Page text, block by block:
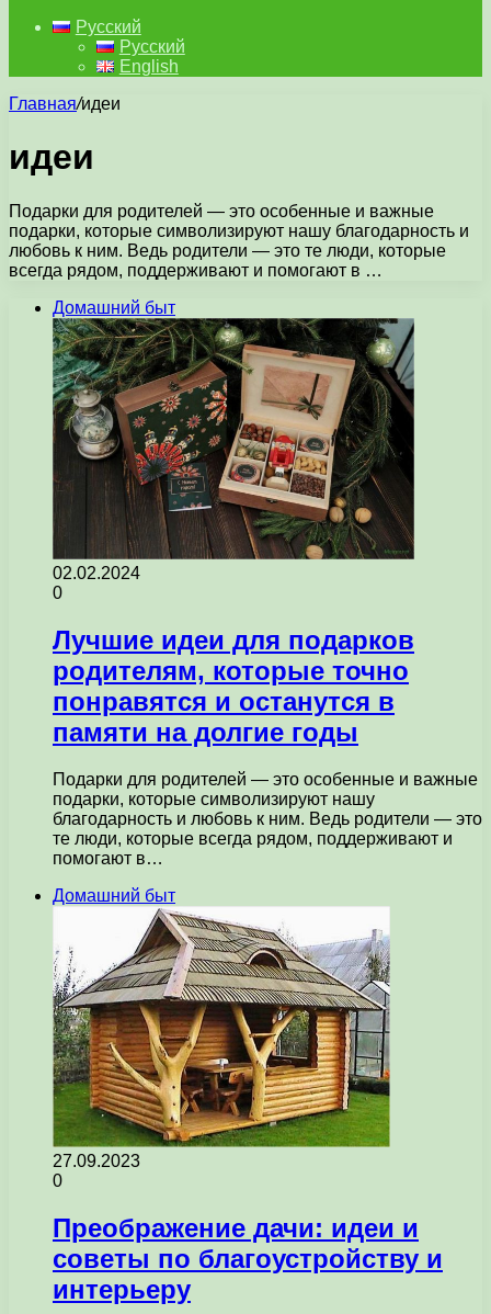
Русский
Русский
English
Главная/идеи
идеи
Подарки для родителей — это особенные и важные
подарки, которые символизируют нашу благодарность и
любовь к ним. Ведь родители — это те люди, которые
всегда рядом, поддерживают и помогают в …
Домашний быт
02.02.2024
0
Лучшие идеи для подарков
родителям, которые точно
понравятся и останутся в
памяти на долгие годы
Подарки для родителей — это особенные и важные
подарки, которые символизируют нашу
благодарность и любовь к ним. Ведь родители — это
те люди, которые всегда рядом, поддерживают и
помогают в…
Домашний быт
27.09.2023
0
Преображение дачи: идеи и
советы по благоустройству и
интерьеру